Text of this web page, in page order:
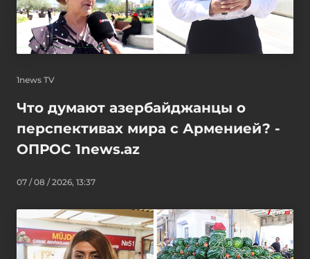
1news TV
Что думают азербайджанцы о
перспективах мира с Арменией? -
ОПРОС 1news.az
07 / 08 / 2026, 13:37